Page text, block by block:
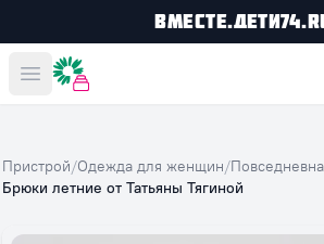
Вместе дешевле
Пристрой/Одежда для женщин/
Брюки летние от Татьяны Тягиной